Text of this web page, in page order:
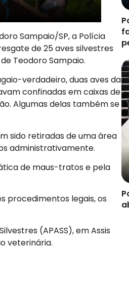
Sampaio/SP, a Polícia
de 25 aves silvestres
Teodoro Sampaio.
verdadeiro, duas aves da
confinadas em caixas de
Algumas delas também se
sido retiradas de uma área
administrativamente.
de maus-tratos e pela
procedimentos legais, os
(APASS), em Assis
veterinária.